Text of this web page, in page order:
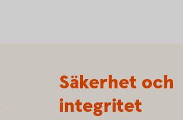
Säkerhet och
integritet